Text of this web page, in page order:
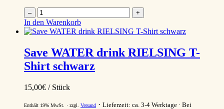
–
Kuchen
in
der
Menge
+
In den Warenkorb
Save WATER drink RIELSING T-
Shirt schwarz
15,00€ / Stück
Enthält 19% MwSt. zzgl. Versand Lieferzeit: ca. 3-4 Werktage
Bei